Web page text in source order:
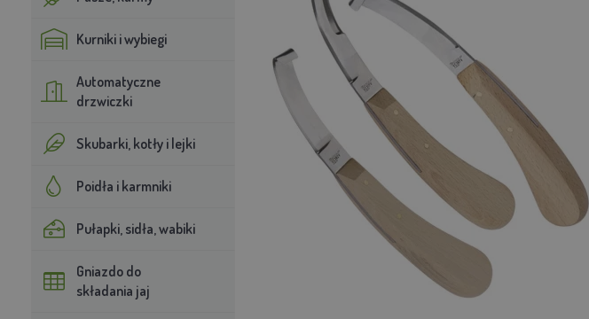
Kurniki i wybiegi
Automatyczne
drzwiczki
Skubarki, kotły i lejki
Poidła i karmniki
Pułapki, sidła, wabiki
Gniazdo do
składania jaj